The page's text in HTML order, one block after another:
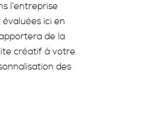
l’entreprise
ici en
de la
créatif à votre
des